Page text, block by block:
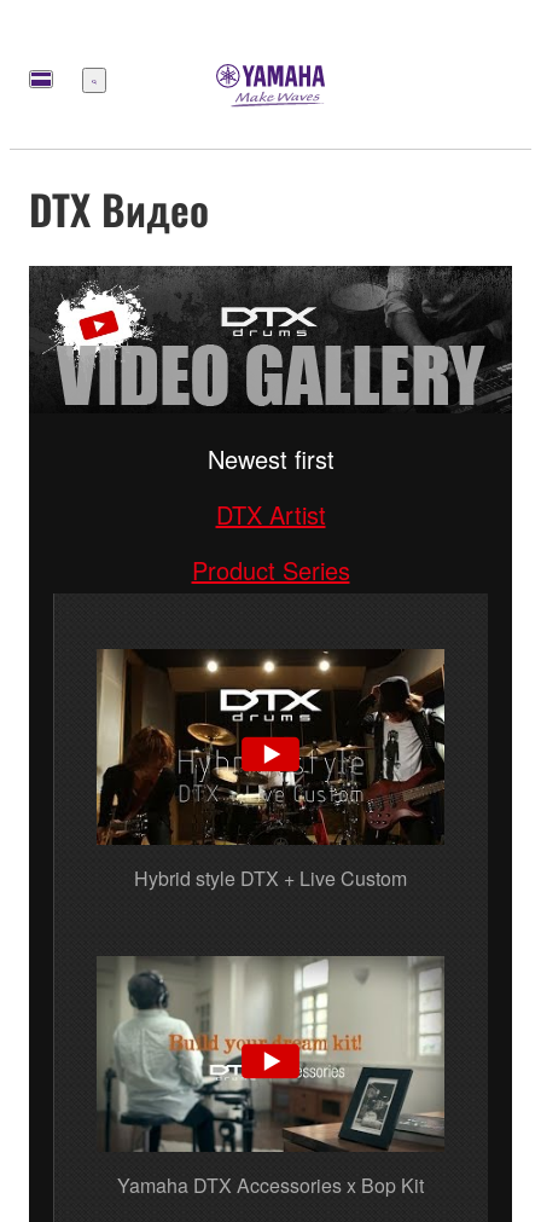
Меню
DTX Видео
Newest first
DTX Artist
Product Series
Hybrid style DTX + Live Custom
Yamaha DTX Accessories x Bop Kit